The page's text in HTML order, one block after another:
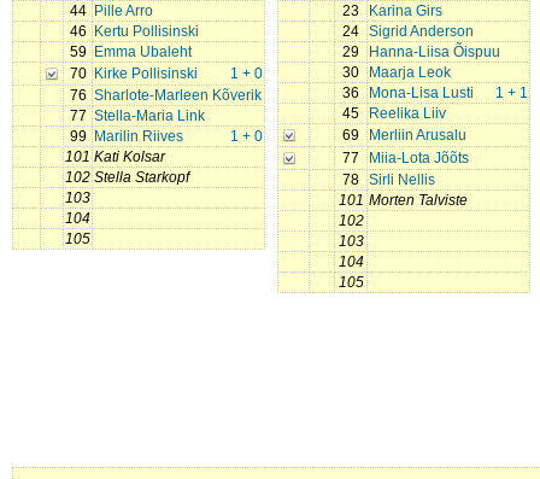
44
Pille Arro
46
Kertu Pollisinski
59
Emma Ubaleht
70
1 + 0
Kirke Pollisinski
76 Sharlote-Marleen Kõverik
77 Stella-Maria Link
99
1 + 0
Marilin Riives
101 Kati Kolsar
102 Stella Starkopf
103
104
105
23
Karina Girs
24 Sigrid Anderson
29
Hanna-Liisa Õispuu
30
Maarja Leok
36
1 + 1
Mona-Lisa Lusti
45
Reelika Liiv
69
Merliin Arusalu
77
Miia-Lota Jõõts
78 Sirli Nellis
101 Morten Talviste
102
103
104
105